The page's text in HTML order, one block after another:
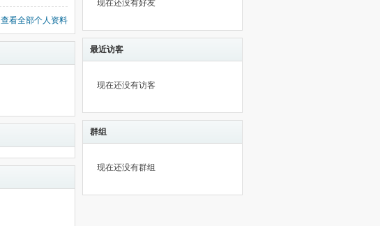
查看全部个人资料
现在还没有好友
最近访客
现在还没有访客
群组
现在还没有群组